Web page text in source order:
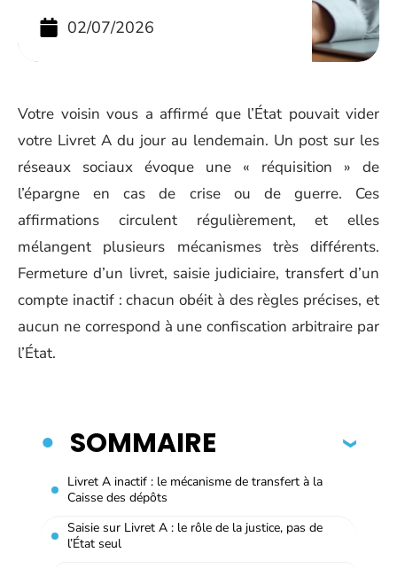
02/07/2026
Votre voisin vous a affirmé que l’État pouvait vider
votre Livret A du jour au lendemain. Un post sur les
réseaux sociaux évoque une « réquisition » de
l’épargne en cas de crise ou de guerre. Ces
affirmations circulent régulièrement, et elles
mélangent plusieurs mécanismes très différents.
Fermeture d’un livret, saisie judiciaire, transfert d’un
compte inactif : chacun obéit à des règles précises, et
aucun ne correspond à une confiscation arbitraire par
l’État.
SOMMAIRE
Livret A inactif : le mécanisme de transfert à la
Caisse des dépôts
Saisie sur Livret A : le rôle de la justice, pas de
l’État seul